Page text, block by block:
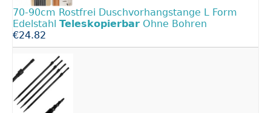
70-90cm Rostfrei Duschvorhangstange L Form
Edelstahl Teleskopierbar Ohne Bohren
€24.82